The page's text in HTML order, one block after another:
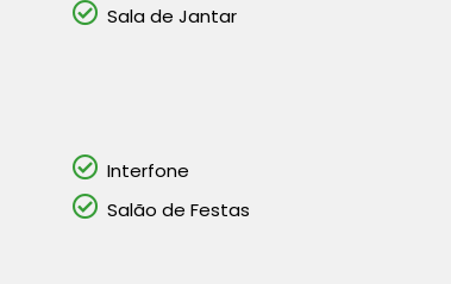
Sala de Jantar
Interfone
Salão de Festas